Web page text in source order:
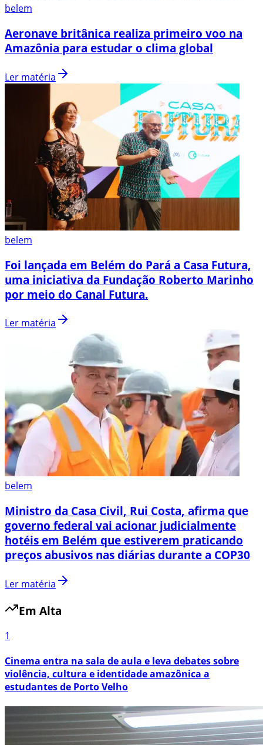
belem
Aeronave britânica realiza primeiro voo na
Amazônia para estudar o clima global
Ler matéria
belem
Foi lançada em Belém do Pará a Casa Futura,
uma iniciativa da Fundação Roberto Marinho
por meio do Canal Futura.
Ler matéria
belem
Ministro da Casa Civil, Rui Costa, afirma que
governo federal vai acionar judicialmente
hotéis em Belém que estiverem praticando
preços abusivos nas diárias durante a COP30
Ler matéria
Em Alta
1
Cinema entra na sala de aula e leva debates sobre
violência, cultura e identidade amazônica a
estudantes de Porto Velho